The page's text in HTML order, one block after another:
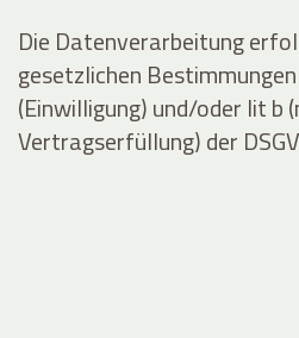
Die Datenverarbeitung
gesetzlichen
(Einwilligung) und/oder lit b
Vertragserfüllung) der